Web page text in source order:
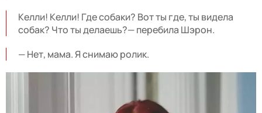
Келли! Келли! Где собаки? Вот ты где, ты видела
собак? Что ты делаешь?— перебила Шэрон.
— Нет, мама. Я снимаю ролик.